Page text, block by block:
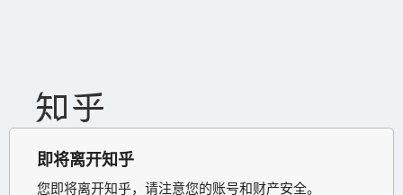
即将离开知乎
您即将离开知乎，请注意您的账号和财产安全。